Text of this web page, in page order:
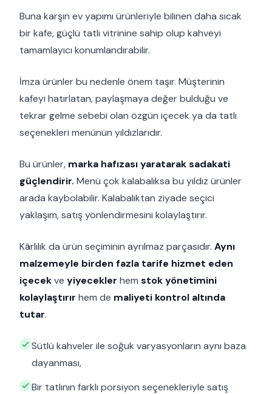
Buna karşın ev yapımı ürünleriyle bilinen daha sıcak
bir kafe, güçlü tatlı vitrinine sahip olup kahveyi
tamamlayıcı konumlandırabilir.
İmza ürünler bu nedenle önem taşır. Müşterinin
kafeyi hatırlatan, paylaşmaya değer bulduğu ve
tekrar gelme sebebi olan özgün içecek ya da tatlı
seçenekleri menünün yıldızlarıdır.
Bu ürünler, marka hafızası yaratarak sadakati
güçlendirir. Menü çok kalabalıksa bu yıldız ürünler
arada kaybolabilir. Kalabalıktan ziyade seçici
yaklaşım, satış yönlendirmesini kolaylaştırır.
Kârlılık da ürün seçiminin ayrılmaz parçasıdır. Aynı
malzemeyle birden fazla tarife hizmet eden
içecekve yiyecekler hem stok yönetimini
kolaylaştırır hem de maliyeti kontrol altında
tutar.
Sütlü kahveler ile soğuk varyasyonların aynı baza
dayanması,
Bir tatlının farklı porsiyon seçenekleriyle satış